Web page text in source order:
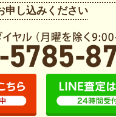
申し込みください